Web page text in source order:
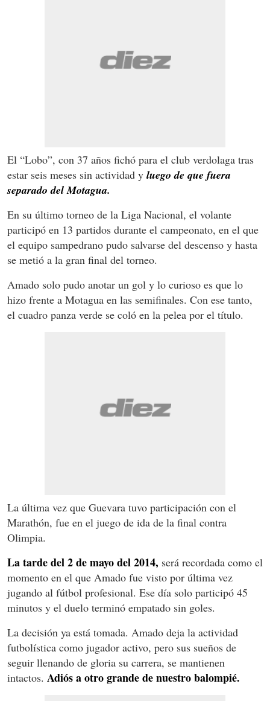
El “Lobo”, con 37 años fichó para el club verdolaga tras
estar seis meses sin actividad y luego de que fuera
separado del Motagua.
En su último torneo de la Liga Nacional, el volante
participó en 13 partidos durante el campeonato, en el que
el equipo sampedrano pudo salvarse del descenso y hasta
se metió a la gran final del torneo.
Amado solo pudo anotar un gol y lo curioso es que lo
hizo frente a Motagua en las semifinales. Con ese tanto,
el cuadro panza verde se coló en la pelea por el título.
La última vez que Guevara tuvo participación con el
Marathón, fue en el juego de ida de la final contra
Olimpia.
La tarde del 2 de mayo del 2014, será recordada como el
momento en el que Amado fue visto por última vez
jugando al fútbol profesional. Ese día solo participó 45
minutos y el duelo terminó empatado sin goles.
La decisión ya está tomada. Amado deja la actividad
futbolística como jugador activo, pero sus sueños de
seguir llenando de gloria su carrera, se mantienen
intactos. Adiós a otro grande de nuestro balompié.